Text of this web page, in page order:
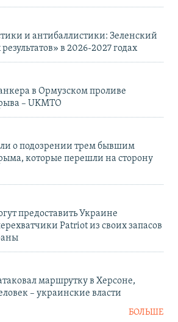
и антибаллистики: Зеленский
в 2026-2027 годах
в Ормузском проливе
– UKMTO
о подозрении трем бывшим
которые перешли на сторону
предоставить Украине
Patriot из своих запасов
маршрутку в Херсоне,
– украинские власти
БОЛЬШЕ